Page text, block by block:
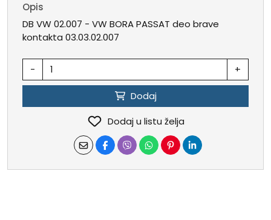
Opis
DB VW 02.007 - VW BORA PASSAT deo brave
kontakta 03.03.02.007
- +
Dodaj
Dodaj u listu želja